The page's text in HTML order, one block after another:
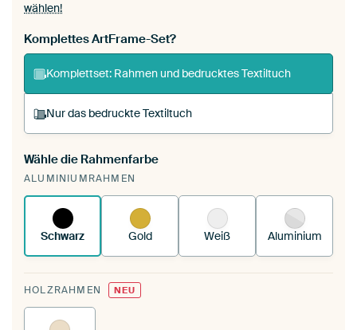
wählen!
Komplettes ArtFrame-Set?
Komplettset: Rahmen und bedrucktes Textiltuch
Nur das bedruckte Textiltuch
Du spannst einen wechselbaren Textiltuch in
deinen vorhandenen ArtFrame™.
funktioniert es.
Wähle die Rahmenfarbe
ALUMINIUMRAHMEN
Schwarz Gold Weiß Aluminium
HOLZRAHMEN NEU